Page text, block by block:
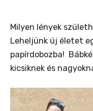
Milyen lények
Leheljünk új életet
papírdobozba!
kicsiknek és